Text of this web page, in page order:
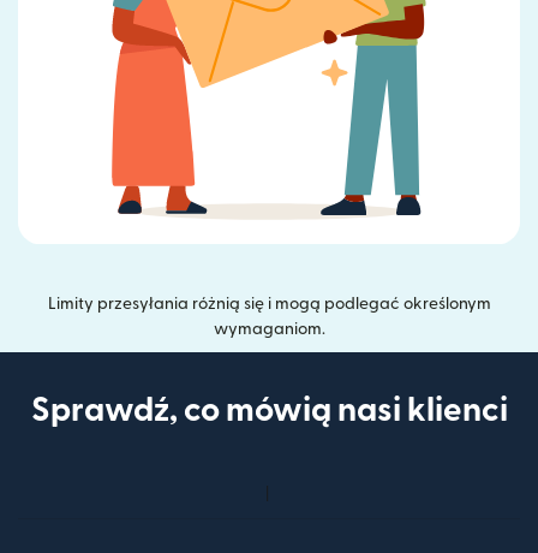
Limity przesyłania różnią się i mogą podlegać określonym
wymaganiom.
Sprawdź, co mówią nasi klienci